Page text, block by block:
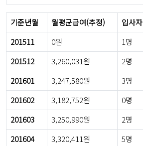
기준년월 월평균급여(추정) 입사자
201511
0원 1명
201512
3,260,031원 2명
201601
3,247,580원 3명
201602
3,182,752원 0명
201603
3,250,990원 2명
201604
3,320,411원 5명